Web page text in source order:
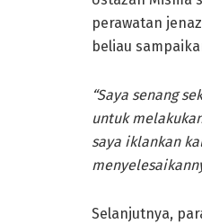
perawatan
beliau
“Saya senang
untuk
saya iklankan
Selanjutnya,